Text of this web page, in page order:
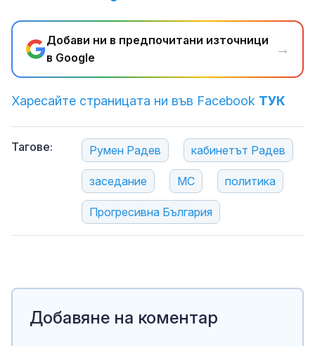
Добави ни в предпочитани източници
в Google
→
Харесайте страницата ни във Facebook ТУК
Тагове: Румен Радев кабинетът Радев
заседание МС политика
Прогресивна България
Добавяне на коментар